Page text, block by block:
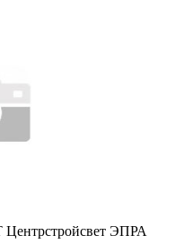
ЭПРА